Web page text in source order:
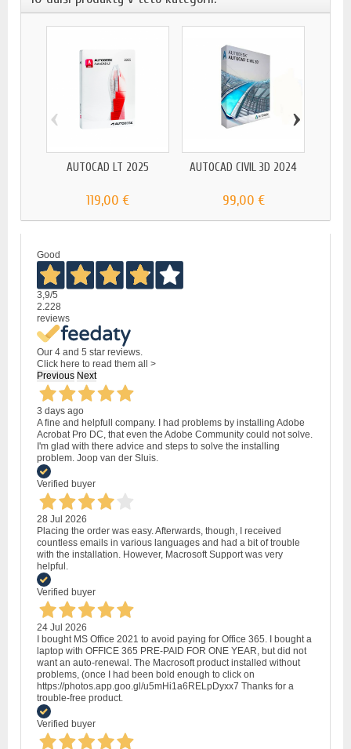
AUTOCAD LT 2025
119,00 €
AUTOCAD CIVIL 3D 2024
99,00 €
‹ ›
Good
3,9/5
2.228
reviews
Our 4 and 5 star reviews.
Click here to read them all >
Previous Next
3 days ago
A fine and helpfull company. I had problems by installing Adobe
Acrobat Pro DC, that even the Adobe Community could not solve.
I'm glad with there advice and steps to solve the installing
problem. Joop van der Sluis.
Verified buyer
28 Jul 2026
Placing the order was easy. Afterwards, though, I received
countless emails in various languages and had a bit of trouble
with the installation. However, Macrosoft Support was very
helpful.
Verified buyer
24 Jul 2026
I bought MS Office 2021 to avoid paying for Office 365. I bought a
laptop with OFFICE 365 PRE-PAID FOR ONE YEAR, but did not
want an auto-renewal. The Macrosoft product installed without
problems, (once I had been bold enough to click on
https://photos.app.goo.gl/u5mHi1a6RELpDyxx7 Thanks for a
trouble-free product.
Verified buyer